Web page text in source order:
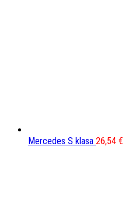
Mercedes S klasa 26,54 €